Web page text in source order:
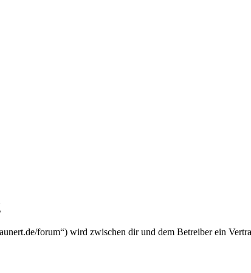
forum“) wird zwischen dir und dem Betreiber ein